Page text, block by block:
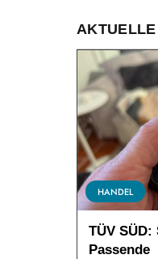
HANDEL
TÜV SÜD:
Passende